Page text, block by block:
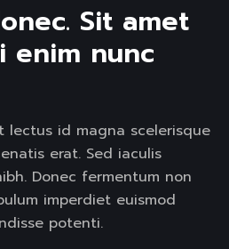
Sit amet
enim nunc
lectus id magna scelerisque
erat. Sed iaculis
Donec fermentum non
imperdiet euismod
potenti.